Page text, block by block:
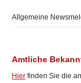
Allgemeine
Amtliche
Hier finden Sie die